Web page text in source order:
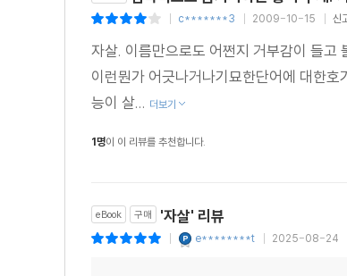
c*******3 2009-10-15 신
자살. 이름만으로도 어쩐지 거부감이 들고
이런뭔가 어긋나거나기묘한단어에 대한
능이 살... 더보기
1명이 이 리뷰를 추천합니다.
eBook 구매 '자살' 리뷰
e********t 2025-08-24